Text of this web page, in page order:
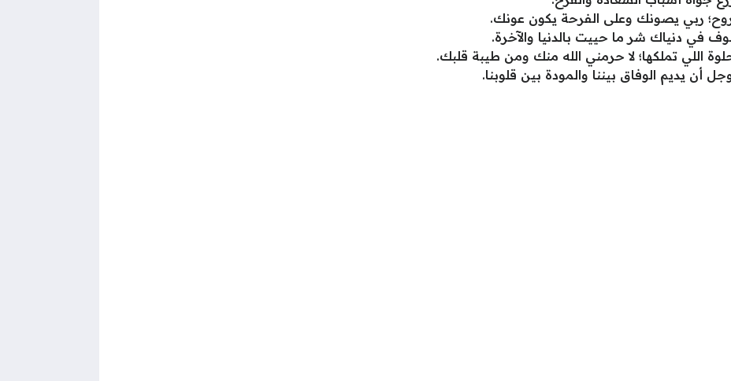
ربي يصونك وعلى الفرحة يكون عونك.
في دنياك شر ما حييت بالدنيا والآخرة.
اللي تملكها؛ لا حرمني الله منك ومن طيبة قلبك.
أن يديم الوفاق بيننا والمودة بين قلوبنا.